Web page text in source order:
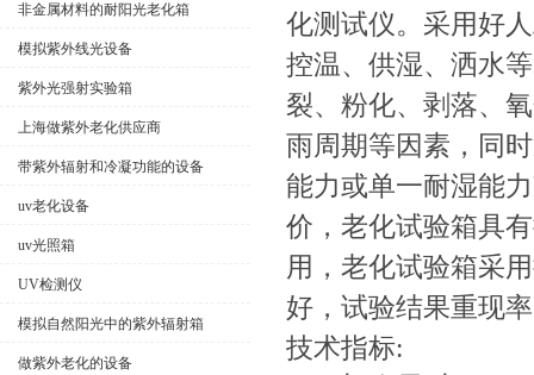
非金属材料的耐阳光老化箱
模拟紫外线光设备
紫外光强射实验箱
上海做紫外老化供应商
带紫外辐射和冷凝功能的设备
uv老化设备
uv光照箱
UV检测仪
模拟自然阳光中的紫外辐射箱
做紫外老化的设备
化测试仪。采用好
控温、供湿、洒水
裂、粉化、剥落、
雨周期等因素，同
能力或单一耐湿能
价，老化试验箱具
用，老化试验箱采
好，试验结果重现
技术指标: